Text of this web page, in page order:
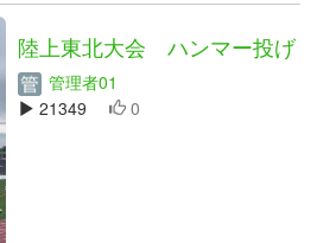
陸上東北大会 ハンマー投げ
管理者01
21349
0